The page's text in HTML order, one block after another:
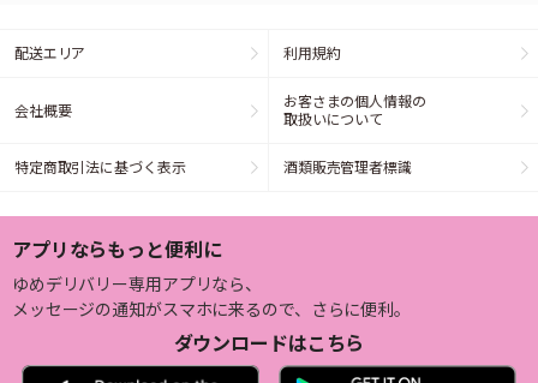
配送エリア 利用規約
会社概要
お客さまの個人情報の
取扱いについて
特定商取引法に基づく表示 酒類販売管理者標識
アプリならもっと便利に
ゆめデリバリー専用アプリなら、
メッセージの通知がスマホに来るので、さらに便利。
ダウンロードはこちら